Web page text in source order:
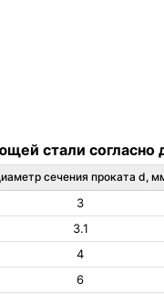
стали
сечения проката d,
3
3.1
4
6